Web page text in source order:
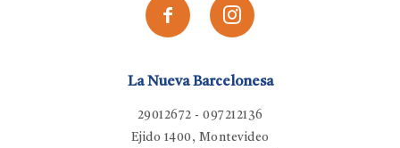
La Nueva Barcelonesa
29012672 - 097212136
Ejido 1400, Montevideo
 